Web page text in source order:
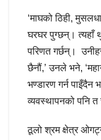
‘माघको ठिही,
घरघर पुग्छन्। त्यहाँ
परिणत गर्छन्।
छैनौं,’ उनले भने,
भण्डारण गर्न पाइँदैन
व्यवस्थापनको पनि त
ठूलो श्रम क्षेत्र